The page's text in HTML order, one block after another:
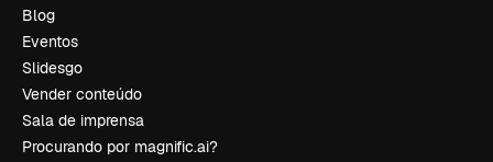
Blog
Eventos
Slidesgo
Vender conteúdo
Sala de imprensa
Procurando por magnific.ai?